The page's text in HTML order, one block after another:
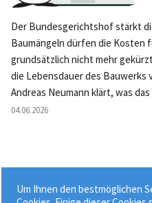
Der Bundesgerichtshof stärkt
Baumängeln dürfen die Kosten
grundsätzlich nicht mehr
die Lebensdauer des Bauwerks
Andreas Neumann klärt, was
04.06.2026
Weitere News »
Um Ihnen den bestmöglichen